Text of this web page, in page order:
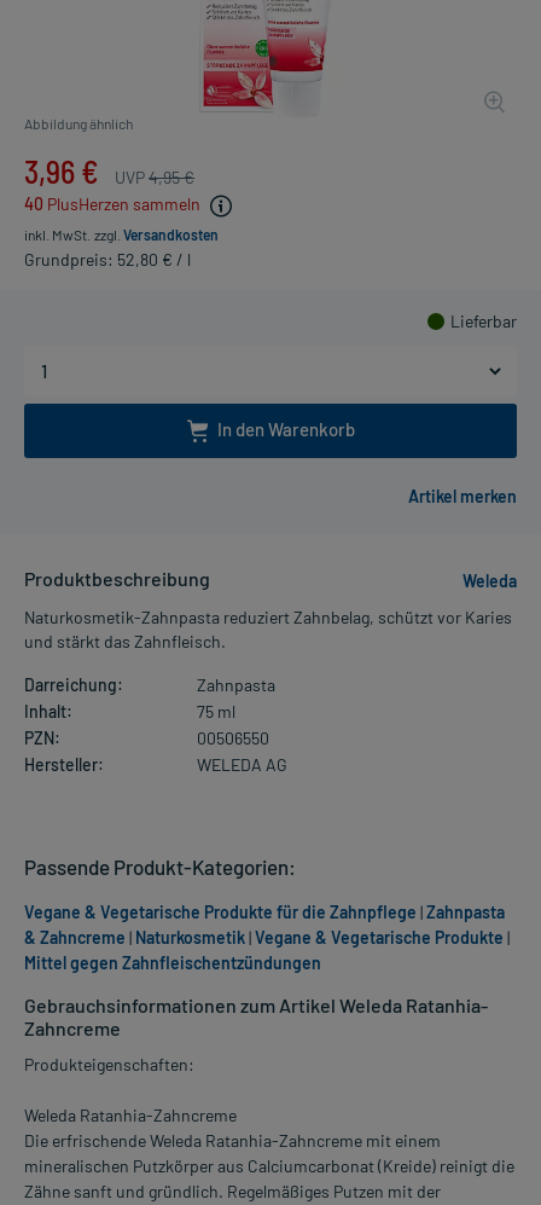
Abbildung ähnlich
3,96 € UVP4,95 €
40 PlusHerzen sammeln
inkl. MwSt. zzgl. Versandkosten
Grundpreis: 52,80 € / l
Lieferbar
In den Warenkorb
Produktbeschreibung
Weleda
Naturkosmetik-Zahnpasta reduziert Zahnbelag, schützt vor Karies
und stärkt das Zahnfleisch.
Darreichung:
Zahnpasta
Inhalt:
75 ml
PZN:
00506550
Hersteller:
WELEDA AG
Gebrauchsinformationen zum Artikel Weleda Ratanhia-
Zahncreme
Produkteigenschaften:
Weleda Ratanhia-Zahncreme
Die erfrischende Weleda Ratanhia-Zahncreme mit einem
mineralischen Putzkörper aus Calciumcarbonat (Kreide) reinigt die
Zähne sanft und gründlich. Regelmäßiges Putzen mit der
Passende Produkt-Kategorien:
Vegane & Vegetarische Produkte für die Zahnpflege |Zahnpasta
& Zahncreme | Naturkosmetik|Vegane & Vegetarische Produkte |
Mittel gegen Zahnfleischentzündungen